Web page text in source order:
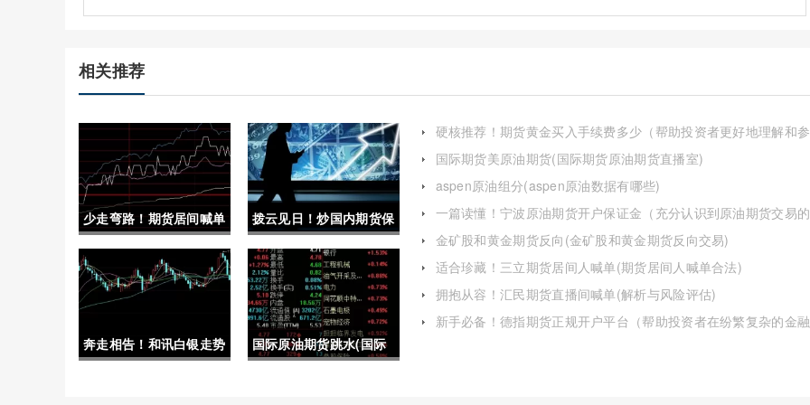
相关推荐
少走弯路！期货居间喊单
什么意思网络(期货居间
人是什么意思)
拨云见日！炒国内期货保
证金（帮助投资者更好地
理解和运用保证金制度）
奔走相告！和讯白银走势
国际原油期货跳水(国际
硬核推荐！期货黄金买入手续费多少（帮助投资者更好地理解和参
与黄金期货交易）
国际期货美原油期货(国际期货原油期货直播室)
aspen原油组分(aspen原油数据有哪些)
一篇读懂！宁波原油期货开户保证金（充分认识到原油期货交易的
优势和风险）
金矿股和黄金期货反向(金矿股和黄金期货反向交易)
适合珍藏！三立期货居间人喊单(期货居间人喊单合法)
拥抱从容！汇民期货直播间喊单(解析与风险评估)
新手必备！德指期货正规开户平台（帮助投资者在纷繁复杂的金融